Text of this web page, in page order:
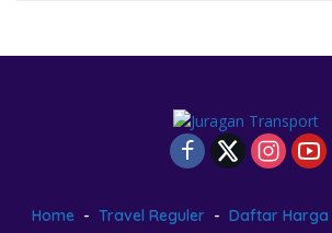
Home Travel Reguler Daftar Harga